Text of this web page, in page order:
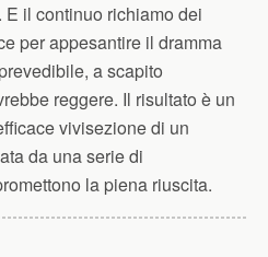
il continuo richiamo dei
per appesantire il dramma
a scapito
reggere. Il risultato è un
vivisezione di un
da una serie di
la piena riuscita.